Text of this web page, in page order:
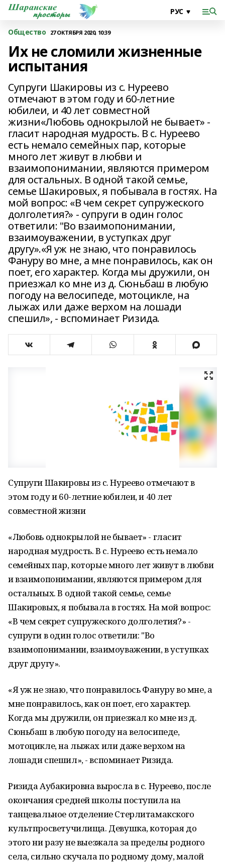
Общество 27 ОКТЯБРЯ 2020, 10:39
Их не сломили жизненные
испытания
Супруги Шакировы из с. Нуреево
отмечают в этом году и 60-летние
юбилеи, и 40 лет совместной
жизни«Любовь однокрылой не бывает» -
гласит народная мудрость. В с. Нуреево
есть немало семейных пар, которые
много лет живут в любви и
взаимопонимании, являются примером
для остальных. В одной такой семье,
семье Шакировых, я побывала в гостях. На
мой вопрос: «В чем секрет супружеского
долголетия?» - супруги в один голос
ответили: "Во взаимопонимании,
взаимоуважении, в уступках друг
другу».«Я уж не знаю, что понравилось
Фануру во мне, а мне понравилось, как он
поет, его характер. Когда мы дружили, он
приезжал ко мне из д. Сюньбаш в любую
погоду на велосипеде, мотоцикле, на
лыжах или даже верхом на лошади
спешил», - вспоминает Ризида.
Супруги Шакировы из с. Нуреево отмечают в
этом году и 60-летние юбилеи, и 40 лет
совместной жизни
«Любовь однокрылой не бывает» - гласит
народная мудрость. В с. Нуреево есть немало
семейных пар, которые много лет живут в любви
и взаимопонимании, являются примером для
остальных. В одной такой семье, семье
Шакировых, я побывала в гостях. На мой вопрос:
«В чем секрет супружеского долголетия?» -
супруги в один голос ответили: "Во
взаимопонимании, взаимоуважении, в уступках
друг другу».
«Я уж не знаю, что понравилось Фануру во мне, а
мне понравилось, как он поет, его характер.
Когда мы дружили, он приезжал ко мне из д.
Сюньбаш в любую погоду на велосипеде,
мотоцикле, на лыжах или даже верхом на
лошади спешил», - вспоминает Ризида.
Ризида Аубакировна выросла в с. Нуреево, после
окончания средней школы поступила на
танцевальное отделение Стерлитамакского
культпросветучилища. Девушка, которая до
этого ни разу не выезжала за пределы родного
села, сильно скучала по родному дому, малой